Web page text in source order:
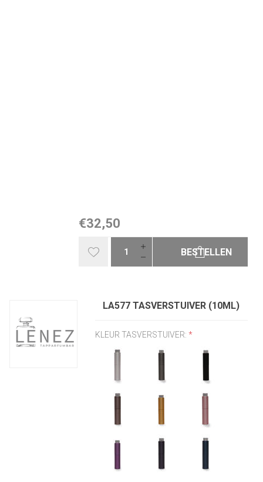
€32,50
BESTELLEN
LA577 TASVERSTUIVER (10ML)
KLEUR TASVERSTUIVER: *